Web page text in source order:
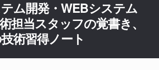
ム開発・WEBシステム
担当スタッフの覚書き、
術習得ノート